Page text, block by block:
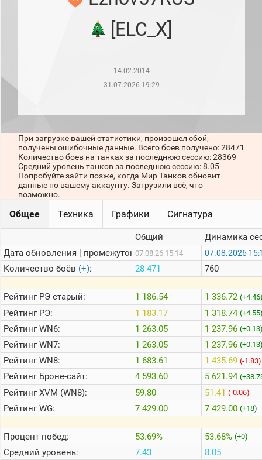
игроков
Кланы
Статистика
стримеров
Информация
Онлайн
Цветовая
шкала
Теlegram
ВК
Портал
Мира
Танков
[ELC_X]
14.02.2014
31.07.2026 19:29
При загрузке вашей статистики, произошел сбой,
получены ошибочные данные. Всего боев получено: 28471
Количество боев на танках за последнюю сессию: 28369
Средний уровень танков за последнюю сессию: 8.05
Попробуйте зайти позже, когда Мир Танков обновит
данные по вашему аккаунту. Загрузили всё, что
возможно.
Общее Техника Графики Сигнатура
Дата обновления | промежуток:
Количество боёв (+):
РейтингРЭ старый:
РейтингРЭ:
РейтингWN6:
РейтингWN7:
РейтингWN8:
РейтингБроне-сайт:
РейтингXVM (WN8):
РейтингWG:
Процент побед:
Средний уровень:
Общий
07.08.26 15:14
28 471
1 186.54
1 183.17
1 263.05
1 263.05
1 683.61
4 593.60
59.80
7 429.00
53.69%
7.43
Динамика
07.08.2026
760
1 336.72
1 318.74
1 237.96
1 237.96
1 435.69 (-1.83)
5 621.94
51.41 (-0.06)
7 429.00 (+18)
53.68% (+0)
8.05